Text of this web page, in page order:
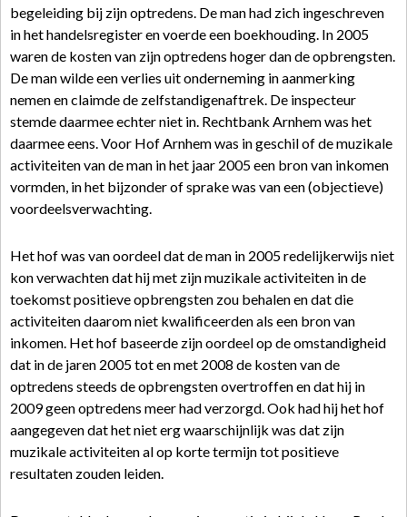
begeleiding bij zijn optredens. De man had zich ingeschreven
in het handelsregister en voerde een boekhouding. In 2005
waren de kosten van zijn optredens hoger dan de opbrengsten.
De man wilde een verlies uit onderneming in aanmerking
nemen en claimde de zelfstandigenaftrek. De inspecteur
stemde daarmee echter niet in. Rechtbank Arnhem was het
daarmee eens. Voor Hof Arnhem was in geschil of de muzikale
activiteiten van de man in het jaar 2005 een bron van inkomen
vormden, in het bijzonder of sprake was van een (objectieve)
voordeelsverwachting.
Het hof was van oordeel dat de man in 2005 redelijkerwijs niet
kon verwachten dat hij met zijn muzikale activiteiten in de
toekomst positieve opbrengsten zou behalen en dat die
activiteiten daarom niet kwalificeerden als een bron van
inkomen. Het hof baseerde zijn oordeel op de omstandigheid
dat in de jaren 2005 tot en met 2008 de kosten van de
optredens steeds de opbrengsten overtroffen en dat hij in
2009 geen optredens meer had verzorgd. Ook had hij het hof
aangegeven dat het niet erg waarschijnlijk was dat zijn
muzikale activiteiten al op korte termijn tot positieve
resultaten zouden leiden.